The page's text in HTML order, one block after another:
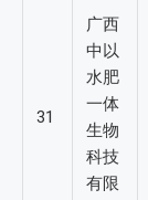
31
广西
中以
水肥
一体
生物
科技
有限